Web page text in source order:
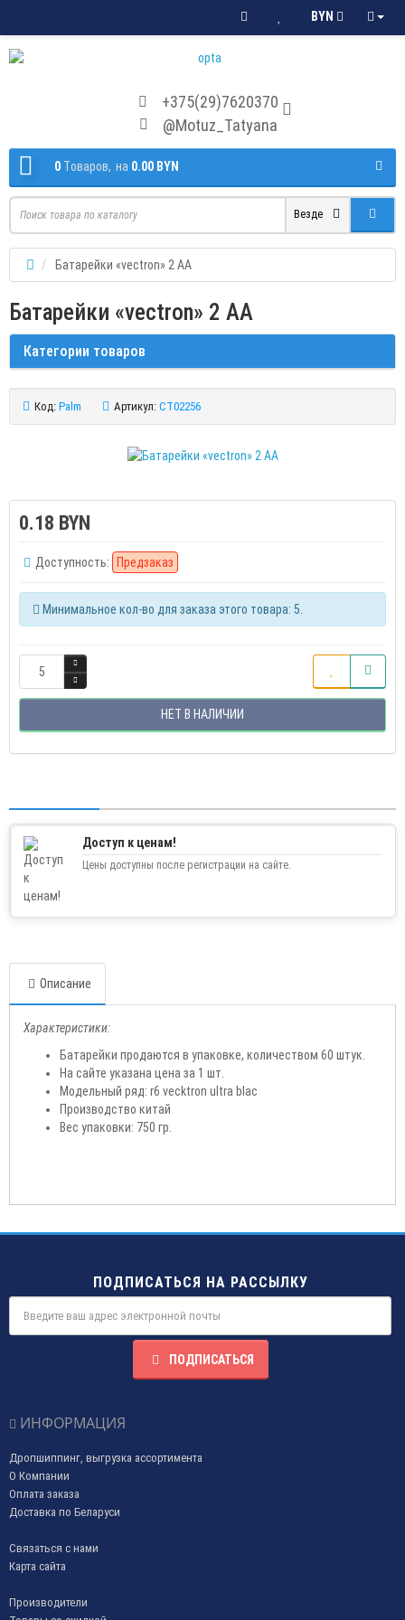
BYN
+375(29)7620370
@Motuz_Tatyana
0 Tоваров, на 0.00 BYN
Везде
Батарейки «vectron» 2 АА
Батарейки «vectron» 2 АА
Категории товаров
Код: Palm Артикул: CT02256
0.18 BYN
Доступность: Предзаказ
Минимальное кол-во для заказа этого товара: 5.
НЕТ В НАЛИЧИИ
Доступ к ценам!
Цены доступны после регистрации на сайте.
Описание
Характеристики:
Батарейки продаются в упаковке, количеством 60 штук.
На сайте указана цена за 1 шт.
Модельный ряд: r6 vecktron ultra blac
Производство китай
Вес упаковки: 750 гр.
ПОДПИСАТЬСЯ НА РАССЫЛКУ
ПОДПИСАТЬСЯ
ИНФОРМАЦИЯ
Дропшиппинг, выгрузка ассортимента
О Компании
Оплата заказа
Доставка по Беларуси
Связаться с нами
Карта сайта
Производители